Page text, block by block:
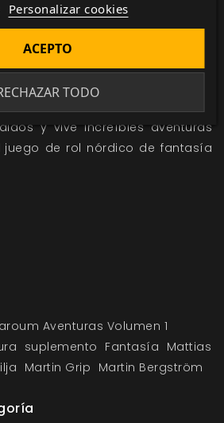
curiosidades, 2 mapas a todo
inéditos y mucho más.
repleto de trolls, aberraciones y
y vive increíbles aventuras
juego de rol nórdico de fantasía
Aventuras Volumen 1
suplemento Fantasía Mattias
Martin Grip Martin Bergström
Personalizar cookies
TODO
ACEPTO